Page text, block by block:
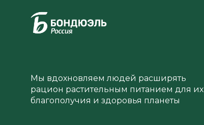
Мы вдохновляем людей расширять
рацион растительным питанием для их
благополучия и здоровья планеты